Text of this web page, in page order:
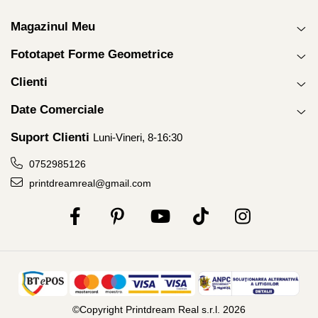
Watercolor
Magazinul Meu
Fototapet Forme Geometrice
Clienti
Date Comerciale
Suport Clienti Luni-Vineri, 8-16:30
0752985126
printdreamreal@gmail.com
©Copyright Printdream Real s.r.l. 2026